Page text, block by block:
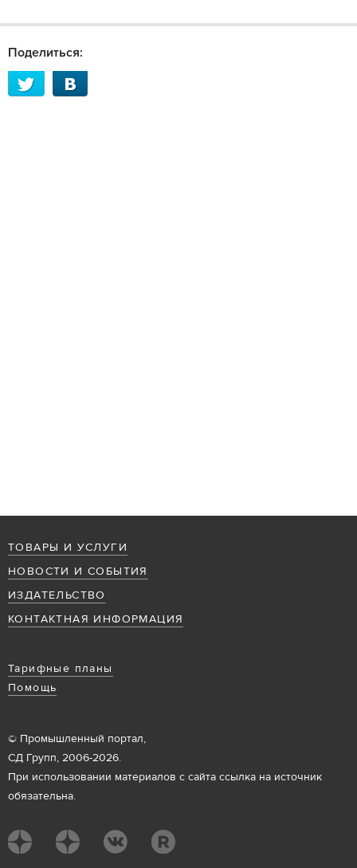
Поделиться:
ТОВАРЫ И УСЛУГИ
НОВОСТИ И СОБЫТИЯ
ИЗДАТЕЛЬСТВО
КОНТАКТНАЯ ИНФОРМАЦИЯ
Тарифные планы
Помощь
© Промышленный портал,
СД Групп, 2006-2026.
При использовании материалов с сайта ссылка на источник
обязательна.